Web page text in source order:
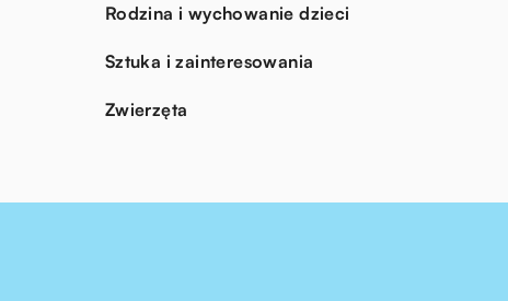
Rodzina i wychowanie dzieci
Sztuka i zainteresowania
Zwierzęta